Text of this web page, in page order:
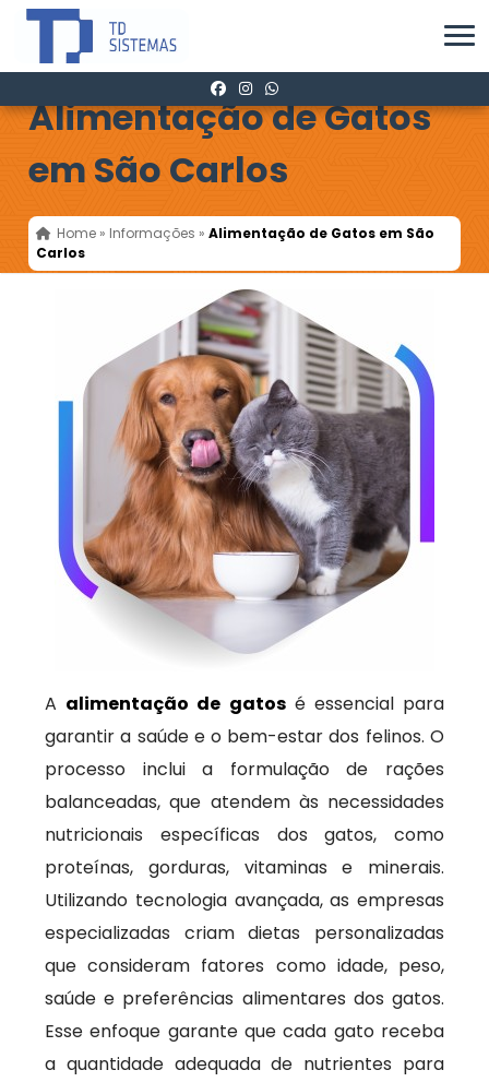
Alimentação de Gatos
em São Carlos
Home » Informações »Alimentação de Gatos em São
Carlos
A alimentação de gatosé essencial para
garantir a saúde e o bem-estar dos felinos. O
processo inclui a formulação de rações
balanceadas, que atendem às necessidades
nutricionais específicas dos gatos, como
proteínas, gorduras, vitaminas e minerais.
Utilizando tecnologia avançada, as empresas
especializadas criam dietas personalizadas
que consideram fatores como idade, peso,
saúde e preferências alimentares dos gatos.
Esse enfoque garante que cada gato receba
a quantidade adequada de nutrientes para